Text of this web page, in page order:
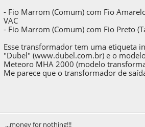
- Fio Marrom (Comum) com Fio
VAC
- Fio Marrom (Comum) com Fio Preto
Esse transformador tem uma etiqueta
"Dubel" (www.dubel.com.br) e o
Meteoro MHA 2000 (modelo
Me parece que o transformador de
...money for nothing!!!